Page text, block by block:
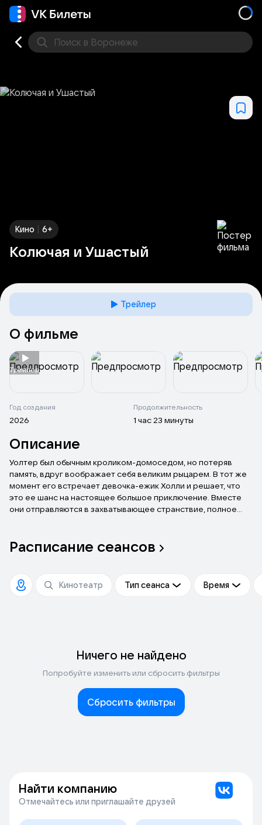
Поиск в Воронеже
Кино | 6+
Колючая и Ушастый
Трейлер
О фильме
Tрейлер
Год создания
2026
Продолжительность
1 час 23 минуты
Описание
Уолтер был обычным кроликом-домоседом, но потеряв
память, вдруг воображает себя великим рыцарем. В тот же
момент его встречает девочка-ежик Холли и решает, что
это ее шанс на настоящее большое приключение. Вместе
они отправляются в захватывающее странствие, полное
Расписание сеансов
Тип сеанса Время
Ничего не найдено
Попробуйте изменить или сбросить фильтры
Сбросить фильтры
Найти компанию
Отмечайтесь или приглашайте друзей